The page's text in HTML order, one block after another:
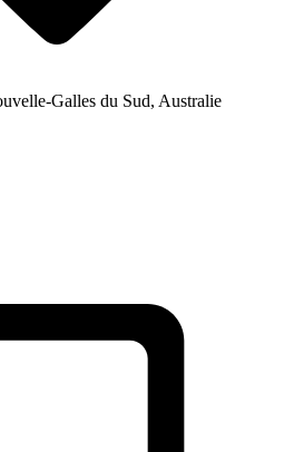
Galles du Sud, Australie